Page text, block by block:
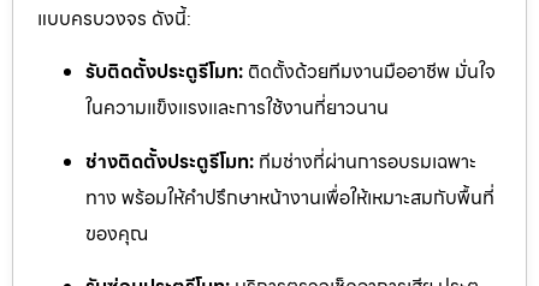
แบบครบวงจร ดังนี้:
รับติดตั้งประตูรีโมท: ติดตั้งด้วยทีมงานมืออาชีพ มั่นใจ
ในความแข็งแรงและการใช้งานที่ยาวนาน
ช่างติดตั้งประตูรีโมท: ทีมช่างที่ผ่านการอบรมเฉพาะ
ทาง พร้อมให้คำปรึกษาหน้างานเพื่อให้เหมาะสมกับพื้นที่
ของคุณ